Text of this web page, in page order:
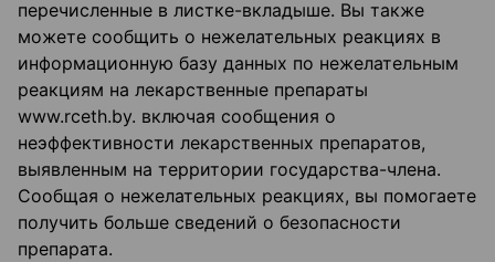
перечисленные в листке-вкладыше. Вы также
можете сообщить о нежелательных реакциях в
информационную базу данных по нежелательным
реакциям на лекарственные препараты
www.rceth.by. включая сообщения о
неэффективности лекарственных препаратов,
выявленным на территории государства-члена.
Сообщая о нежелательных реакциях, вы помогаете
получить больше сведений о безопасности
препарата.